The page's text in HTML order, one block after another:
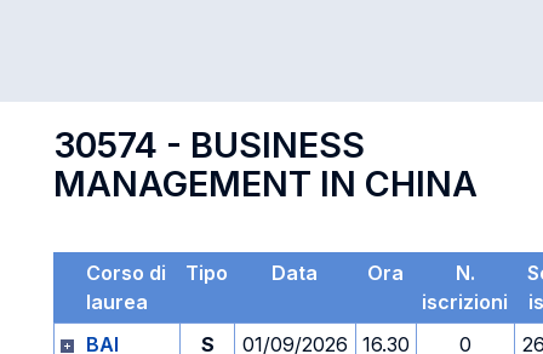
30574 - BUSINESS
MANAGEMENT IN CHINA
Corso di
laurea
Tipo Data Ora
N.
iscrizioni
BAI
S 01/09/2026 16.30 0